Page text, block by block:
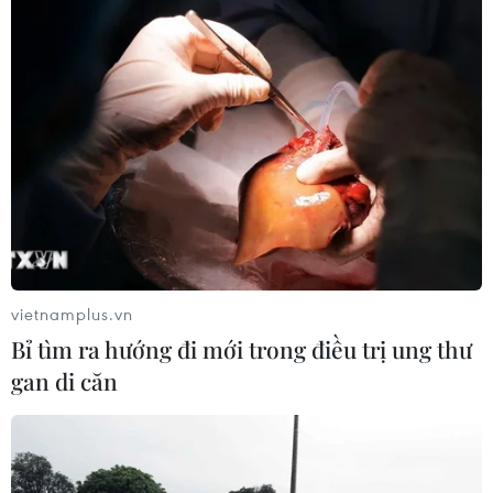
Lập kênh TikTok khởi nghiệp, lừa
đảo chiếm đoạt 15 tỷ đồng
05/08/2026 11:36
Đắk Lắk: Án phạt nghiêm minh với
đối tượng phá hoại đoàn kết dân tộc
05/08/2026 09:58
Hà Nội xét xử ổ nhóm 50 đối tượng tổ
chức sử dụng ma túy trong quán
karaoke
vietnamplus.vn
Bỉ tìm ra hướng đi mới trong điều trị ung thư
gan di căn